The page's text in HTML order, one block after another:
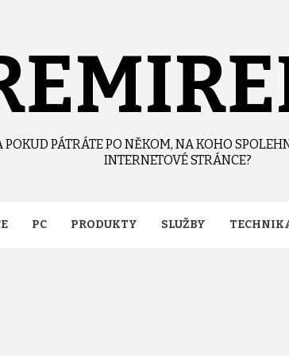
PÁTRÁTE PO NĚKOM, NA KOHO
INTERNETOVÉ STRÁNCE?
PC PRODUKTY SLUŽBY